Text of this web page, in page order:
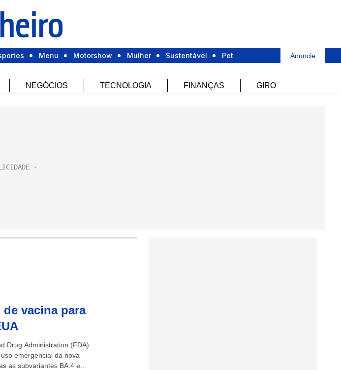
Menu Motorshow Mulher Sustentável Pet Anuncie
NEGÓCIOS TECNOLOGIA FINANÇAS GIRO
vacina para
Drug Administration (FDA)
emergencial da nova
as subvariantes BA.4 e